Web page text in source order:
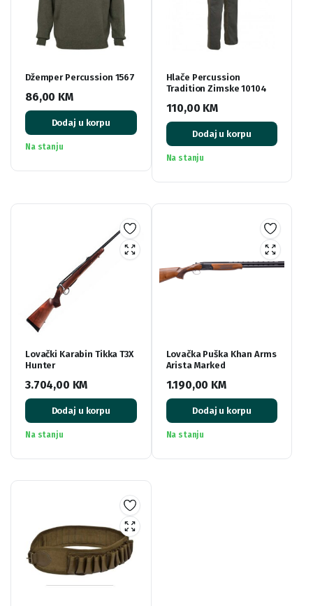
Džemper Percussion 1567
86,00 KM
Dodaj u korpu
Na stanju
Hlače Percussion
Tradition Zimske 10104
110,00 KM
Dodaj u korpu
Na stanju
Lovački Karabin Tikka T3X
Hunter
3.704,00 KM
Dodaj u korpu
Na stanju
Lovačka Puška Khan Arms
Arista Marked
1.190,00 KM
Dodaj u korpu
Na stanju